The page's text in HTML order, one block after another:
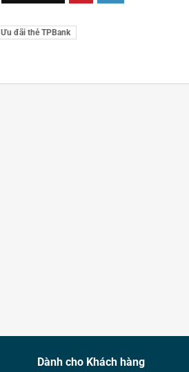
Ưu đãi thẻ TPBank
Dành cho Khách hàng